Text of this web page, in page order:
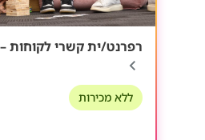
רפרנט/ית קשרי לקוחות
ללא מכירות